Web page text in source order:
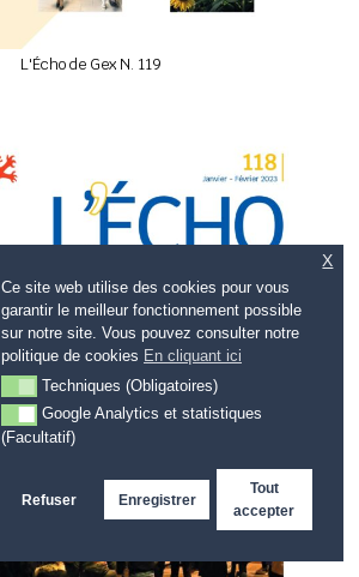
L'Écho de Gex N. 119
Ce site web utilise des cookies pour vous
garantir le meilleur fonctionnement possible
sur notre site. Vous pouvez consulter notre
politique de cookies En cliquant ici
Techniques (Obligatoires)
Techniques (Obligatoires)
Google Analytics et statistiques (Facultatif)
Google Analytics et statistiques
(Facultatif)
Refuser Enregistrer
Tout
accepter
X